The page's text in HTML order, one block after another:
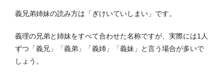
義兄弟姉妹の読み方は「ぎけいていしまい」です。
義理の兄弟と姉妹をすべて合わせた名称ですが、実際には1人
ずつ「義兄」「義弟」「義姉」「義妹」と言う場合が多いで
しょう。